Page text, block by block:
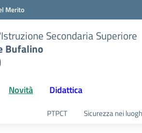
Merito
Secondaria Superiore
Bufalino
Novità Didattica
PTPCT Sicurezza nei